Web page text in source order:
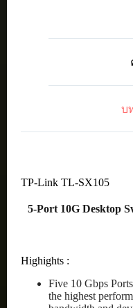
10GMulti-
Switch
บ
TP-Link TL-SX105
5-Port 10G Desktop
Highights :
Five 10 Gbps
the highest